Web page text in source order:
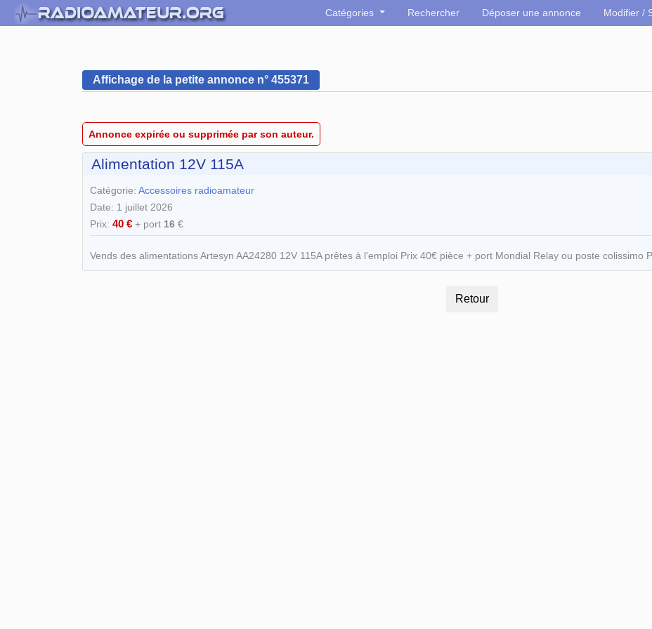
Catégories Rechercher Déposer une annonce Modifier /
Affichage de la petite annonce n° 455371
Annonce expirée ou supprimée par son auteur.
Alimentation 12V 115A
Catégorie: Accessoires radioamateur
Date: 1 juillet 2026
Prix: 40 € + port 16€
Vends des alimentations Artesyn AA24280 12V 115A prêtes à l'emploi Prix 40€ pièce + port Mondial Relay ou poste colissimo